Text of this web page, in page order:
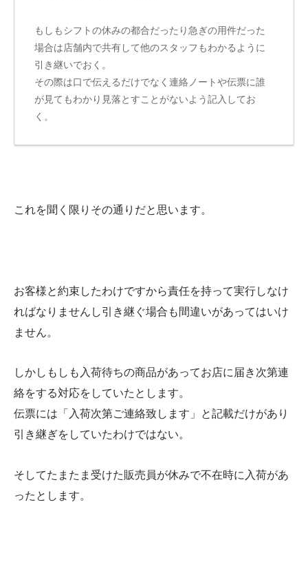
もしもシフトの休みの都合だったり急ぎの用件だった
場合は店舗内で共有して他のスタッフもわかるように
引き継いでおく。
その際は口で伝えるだけでなく連絡ノートや伝票に誰
が見てもわかり見落とすことがないよう記入してお
く。
これを聞く限りその通りだと思います。
お客様と約束したわけですから責任を持って実行しなけ
ればなりませんし引き継ぐ場合も間違いがあってはいけ
ません。
しかしもしも入荷待ちの商品があってお店に届き次第連
絡をする対応をしていたとします。
伝票には「入荷次第ご連絡致します」と記載だけがあり
引き継ぎをしていたわけではない。
そしてたまたま受けた販売員が休みで不在時に入荷があ
ったとします。